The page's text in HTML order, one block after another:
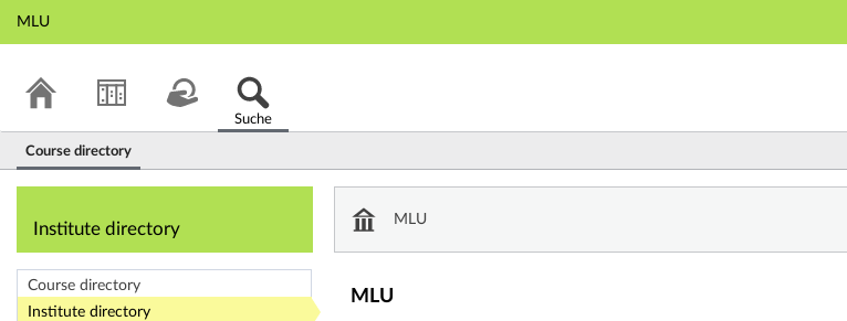
Main navigation
Footer
MLU
Suche
Course directory
Institute directory
Course directory
Institute directory
MLU
MLU